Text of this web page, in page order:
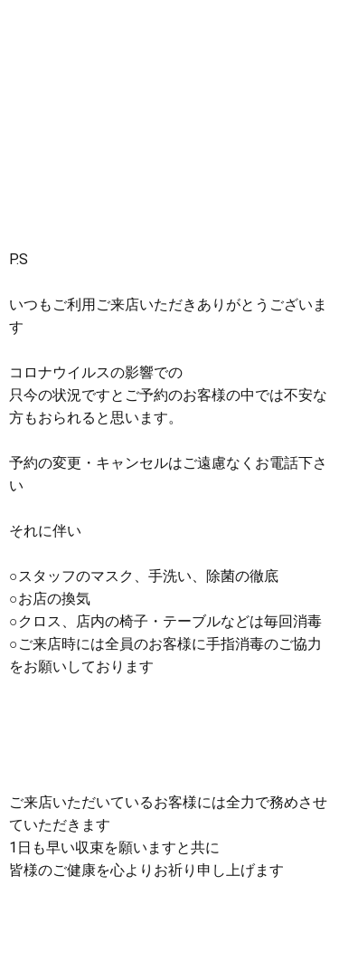
P.S
いつもご利用ご来店いただきありがとうございま
す
コロナウイルスの影響での
只今の状況ですとご予約のお客様の中では不安な
方もおられると思います。
予約の変更・キャンセルはご遠慮なくお電話下さ
い
それに伴い
○ スタッフのマスク、手洗い、除菌の徹底
○お店の換気
○ クロス、店内の椅子・テーブルなどは毎回消毒
○ ご来店時には全員のお客様に手指消毒のご協力
をお願いしております
ご来店いただいているお客様には全力で務めさせ
ていただきます
1 日も早い収束を願いますと共に
皆様のご健康を心よりお祈り申し上げます